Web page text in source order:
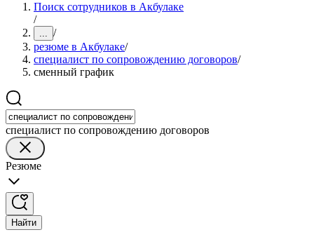
Поиск сотрудников в Акбулаке
/
... /
резюме в Акбулаке/
специалист по сопровождению договоров/
сменный график
специалист по сопровождению договоров
Резюме
Найти